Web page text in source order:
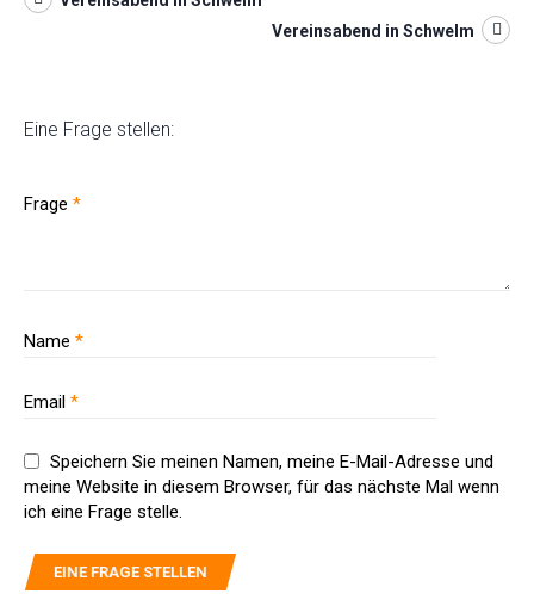
Vereinsabend in Schwelm
Eine Frage stellen:
Frage *
Name *
Email *
Speichern Sie meinen Namen, meine E-Mail-Adresse und
meine Website in diesem Browser, für das nächste Mal wenn
ich eine Frage stelle.